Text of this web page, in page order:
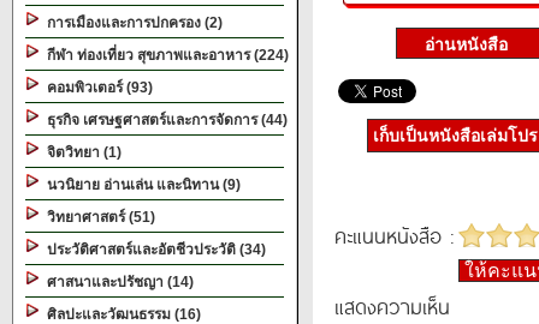
การเมืองและการปกครอง (2)
กีฬา ท่องเที่ยว สุขภาพและอาหาร (224)
คอมพิวเตอร์ (93)
ธุรกิจ เศรษฐศาสตร์และการจัดการ (44)
จิตวิทยา (1)
นวนิยาย อ่านเล่น และนิทาน (9)
วิทยาศาสตร์ (51)
ประวัติศาสตร์และอัตชีวประวัติ (34)
ศาสนาและปรัชญา (14)
ศิลปะและวัฒนธรรม (16)
เก็บเป็นหนังสือเล่มโป
คะแนนหนังสือ :
ให้คะแ
แสดงความเห็น